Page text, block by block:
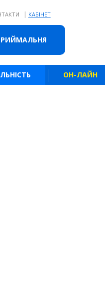
| КАБІНЕТ
ОН-ЛАЙН